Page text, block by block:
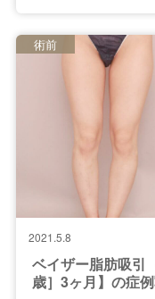
2021.5.8
ベイザー脂肪吸引
歳］3ヶ月】の症
術前